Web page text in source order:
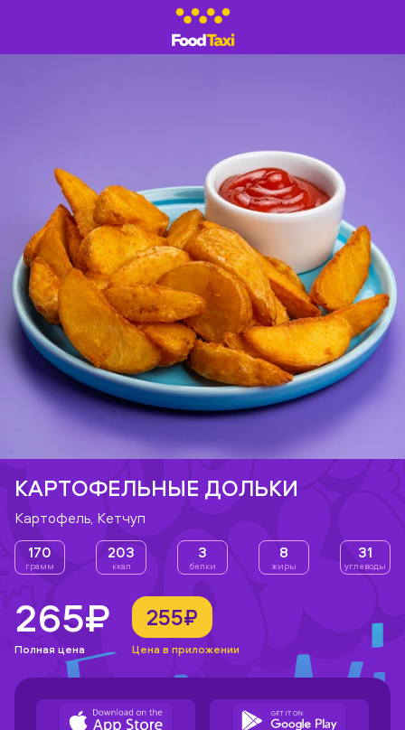
КАРТОФЕЛЬНЫЕ ДОЛЬКИ
Картофель, Кетчуп
170
грамм
203
ккал
3
белки
8
жиры
31
углеводы
265₽
Полная цена
255₽
Цена в приложении